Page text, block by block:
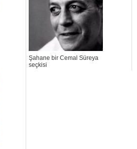
Şahane bir Cemal Süreya
seçkisi